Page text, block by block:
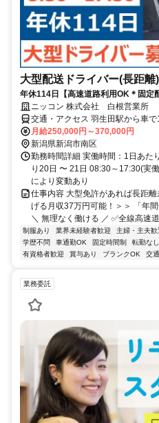
大型配送ドライバー(長距離)
年休114日【高速道路利用OK＊固定
ニッコン 株式会社 白根営業所
交通・アクセス 羽生田駅から車
月給250,000円～370,000円
新潟県新潟市南区
勤務時間詳細 実働時間：1日あた
り20日 〜 21日 08:30～17:30(実
により変動あり
仕事内容 大型免許があれば長距
げる月収37万円可能！＞＞ 「年
＼ 無理なく働ける ／ ✅全線高速
制服あり 業界未経験者歓迎 主婦・主夫歓
学歴不問
車通勤OK 固定時間制 転勤なし
有資格者歓迎
賞与あり ブランクOK 交
業務委託